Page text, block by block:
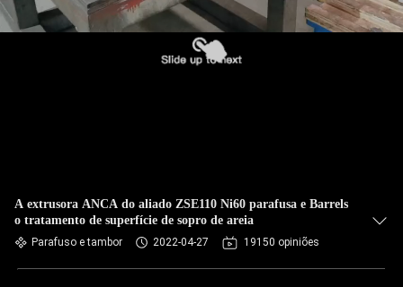
A extrusora ANCA do aliado ZSE110 Ni60 parafusa e Barrels
o tratamento de superfície de sopro de areia
Parafuso e tambor 2022-04-27 19150 opiniões